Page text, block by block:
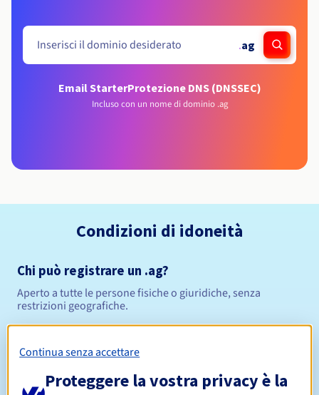
.ag
Email StarterProtezione DNS (DNSSEC)
Incluso con un nome di dominio .ag
Condizioni di idoneità
Chi può registrare un .ag?
Aperto a tutte le persone fisiche o giuridiche, senza
restrizioni geografiche.
Periodo di registrazione Da 1 a 10 anni
Continua senza accettare
Proteggere la vostra privacy è la